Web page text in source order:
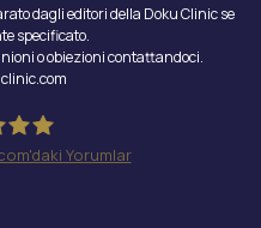
dagli editori della Doku Clinic se
specificato.
o obiezioni contattandoci.
Yorumlar